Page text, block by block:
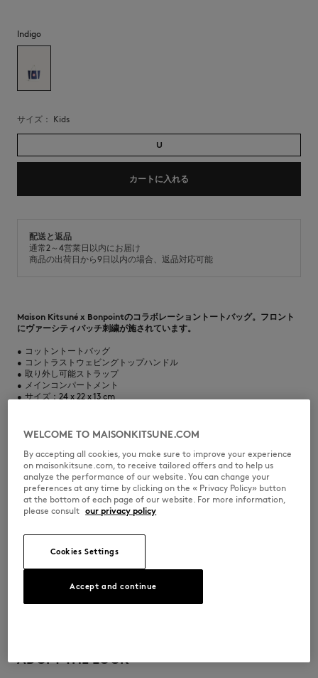
Indigo
サイズ： kids
U
カートに入れる
配送と返品
通常2～4営業日以内にお届け
商品の出荷日から9日以内の場合、返品対応可能
Maison Kitsuné x Bonpointのコラボレーショントートバッグ。フロント
にヴァーシティパッチ刺繍が施されています。
• コットントートバッグ
• コントラストウェビングトップハンドル
• 取り外し可能ストラップ
• メインコンパートメント
• サイズ：24 x 22 x 13 cm
※商品画像はサンプルのため、実際の商品とは色味・サイズ・デザイン・
S06KBAW00001-P470
サイズ＆カット
サイズ： KIDS
素材＆お手入れ方法
コットン 100%
トレーサビリティ
ADOPT THE LOOK
WELCOME TO MAISONKITSUNE.COM
By accepting all cookies, you make sure to improve your experience
on maisonkitsune.com, to receive tailored offers and to help us
analyze the performance of our website. You can change your
preferences at any time by clicking on the « Privacy Policy» button
at the bottom of each page of our website. For more information,
please consult our privacy policy
Cookies Settings
Accept and continue